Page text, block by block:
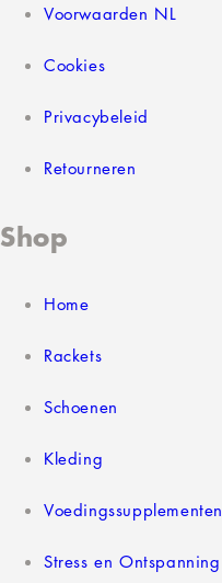
Voorwaarden NL
Cookies
Privacybeleid
Retourneren
Shop
Home
Rackets
Schoenen
Kleding
Voedingssupplementen
Stress en Ontspanning